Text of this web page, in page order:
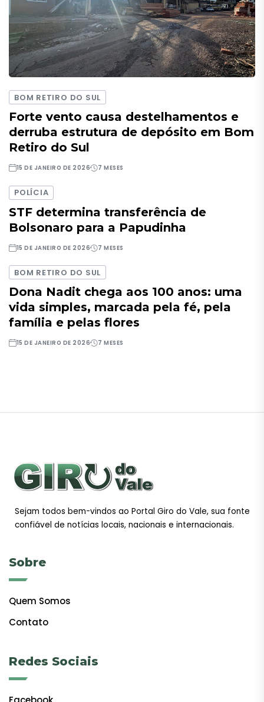
BOM RETIRO DO SUL
Forte vento causa destelhamentos e
derruba estrutura de depósito em Bom
Retiro do Sul
15 DE JANEIRO DE 2026 7 MESES
POLÍCIA
STF determina transferência de
Bolsonaro para a Papudinha
15 DE JANEIRO DE 2026 7 MESES
BOM RETIRO DO SUL
Dona Nadit chega aos 100 anos: uma
vida simples, marcada pela fé, pela
família e pelas flores
15 DE JANEIRO DE 2026 7 MESES
Sejam todos bem-vindos ao Portal Giro do Vale, sua fonte
confiável de notícias locais, nacionais e internacionais.
Sobre
Quem Somos
Contato
Redes Sociais